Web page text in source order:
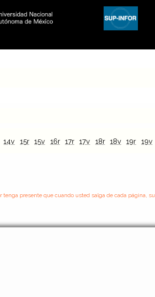
14v 15r 15v 16r 17r 17v 18r 18v 19r 19v
presente que cuando usted salga de cada página, su